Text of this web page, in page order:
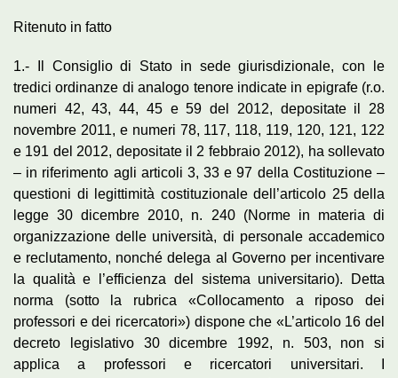
Ritenuto in fatto
1.- Il Consiglio di Stato in sede giurisdizionale, con le
tredici ordinanze di analogo tenore indicate in epigrafe (r.o.
numeri 42, 43, 44, 45 e 59 del 2012, depositate il 28
novembre 2011, e numeri 78, 117, 118, 119, 120, 121, 122
e 191 del 2012, depositate il 2 febbraio 2012), ha sollevato
– in riferimento agli articoli 3, 33 e 97 della Costituzione –
questioni di legittimità costituzionale dell’articolo 25 della
legge 30 dicembre 2010, n. 240 (Norme in materia di
organizzazione delle università, di personale accademico
e reclutamento, nonché delega al Governo per incentivare
la qualità e l’efficienza del sistema universitario). Detta
norma (sotto la rubrica «Collocamento a riposo dei
professori e dei ricercatori») dispone che «L’articolo 16 del
decreto legislativo 30 dicembre 1992, n. 503, non si
applica a professori e ricercatori universitari. I